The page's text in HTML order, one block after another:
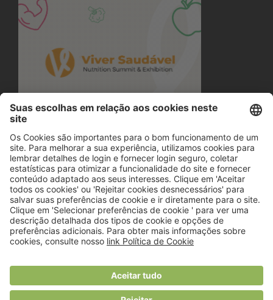
© 2018 Viver Saudável
O portal dos profissionais de nutrição